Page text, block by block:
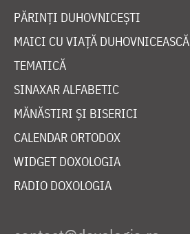
PĂRINȚI DUHOVNICEȘTI
MAICI CU VIAȚĂ DUHOVNICEASCĂ
TEMATICĂ
SINAXAR ALFABETIC
MĂNĂSTIRI ȘI BISERICI
CALENDAR ORTODOX
WIDGET DOXOLOGIA
RADIO DOXOLOGIA